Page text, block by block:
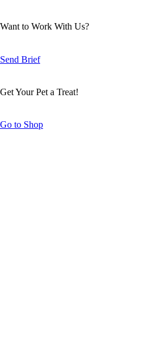
Want to Work With Us?
Send Brief
Get Your Pet a Treat!
Go to Shop